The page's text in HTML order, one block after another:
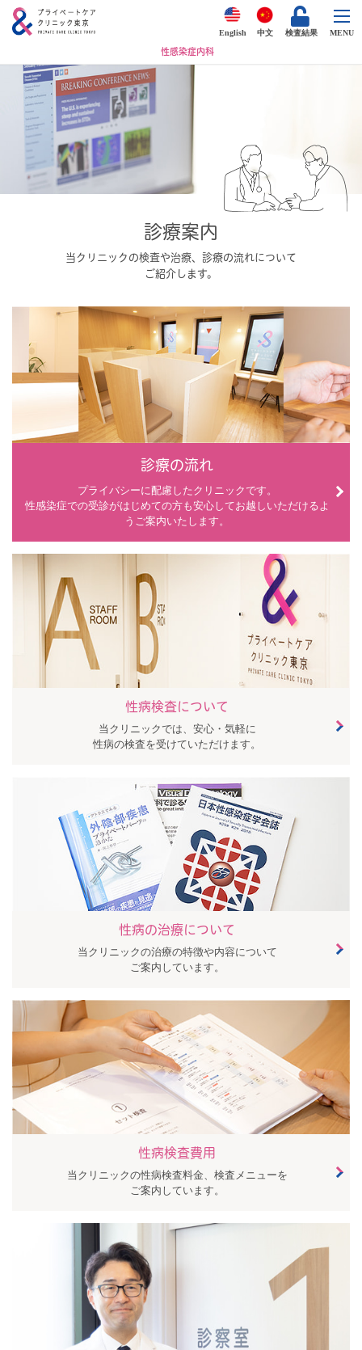
English 中文 検査結果 MENU
性感染症内科
診療案内
当クリニックの検査や治療、診療の流れについて
ご紹介します。
診療の流れ
プライバシーに配慮したクリニックです。
性感染症での受診がはじめての方も安心してお越しいただけるよ
うご案内いたします。
性病検査について
当クリニックでは、安心・気軽に
性病の検査を受けていただけます。
性病の治療について
当クリニックの治療の特徴や内容について
ご案内しています。
性病検査費用
当クリニックの性病検査料金、検査メニューを
ご案内しています。